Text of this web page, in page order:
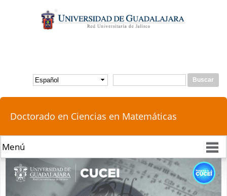
contenido
principal
Formulario de búsqueda
Buscar
Doctorado en Ciencias en Matemáticas